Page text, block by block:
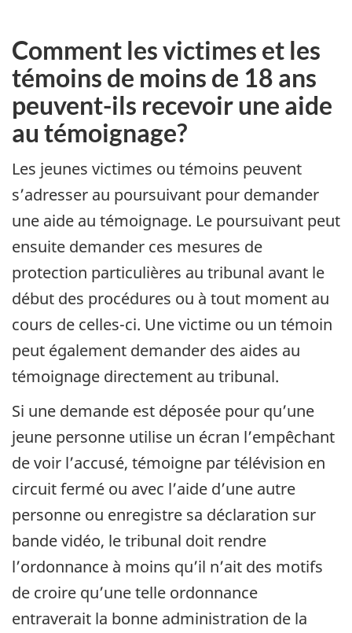
Comment les victimes et les
témoins de moins de 18 ans
peuvent-ils recevoir une aide
au témoignage?
Les jeunes victimes ou témoins peuvent
s’adresser au poursuivant pour demander
une aide au témoignage. Le poursuivant peut
ensuite demander ces mesures de
protection particulières au tribunal avant le
début des procédures ou à tout moment au
cours de celles-ci. Une victime ou un témoin
peut également demander des aides au
témoignage directement au tribunal.
Si une demande est déposée pour qu’une
jeune personne utilise un écran l’empêchant
de voir l’accusé, témoigne par télévision en
circuit fermé ou avec l’aide d’une autre
personne ou enregistre sa déclaration sur
bande vidéo, le tribunal doit rendre
l’ordonnance à moins qu’il n’ait des motifs
de croire qu’une telle ordonnance
entraverait la bonne administration de la